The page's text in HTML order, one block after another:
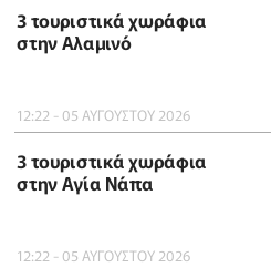
3 τουριστικά χωράφια
στην Αλαμινό
12:22 - 05 ΑΥΓΟΥΣΤΟΥ 2026
3 τουριστικά χωράφια
στην Αγία Νάπα
12:22 - 05 ΑΥΓΟΥΣΤΟΥ 2026